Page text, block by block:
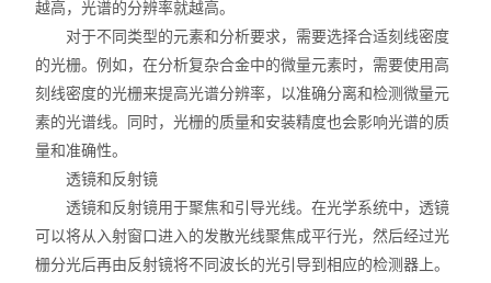
越高，光谱的分辨率就越高。
对于不同类型的元素和分析要求，需要选择合适刻线密度
的光栅。例如，在分析复杂合金中的微量元素时，需要使用高
刻线密度的光栅来提高光谱分辨率，以准确分离和检测微量元
素的光谱线。同时，光栅的质量和安装精度也会影响光谱的质
量和准确性。
透镜和反射镜
透镜和反射镜用于聚焦和引导光线。在光学系统中，透镜
可以将从入射窗口进入的发散光线聚焦成平行光，然后经过光
栅分光后再由反射镜将不同波长的光引导到相应的检测器上。